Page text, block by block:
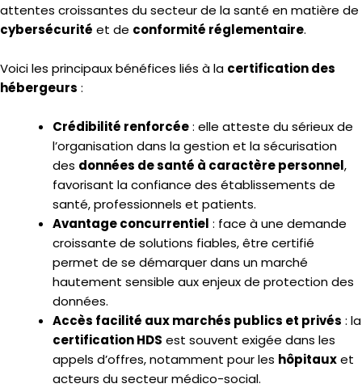
attentes croissantes du secteur de la santé en matière de
cybersécurité et de conformité réglementaire.
Voici les principaux bénéfices liés à la certification des
hébergeurs :
Crédibilité renforcée: elle atteste du sérieux de
l’organisation dans la gestion et la sécurisation
des données de santé à caractère personnel,
favorisant la confiance des établissements de
santé, professionnels et patients.
Avantage concurrentiel : face à une demande
croissante de solutions fiables, être certifié
permet de se démarquer dans un marché
hautement sensible aux enjeux de protection des
données.
Accès facilité aux marchés publics et privés : la
certification HDS est souvent exigée dans les
appels d’offres, notamment pour les hôpitauxet
acteurs du secteur médico-social.